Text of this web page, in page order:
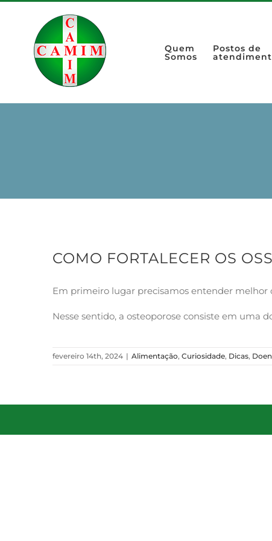
Quem
Somos
Postos de
COMO FORTALECER OS
Em primeiro lugar precisamos entender melhor
Nesse sentido, a osteoporose consiste em uma
fevereiro 14th, 2024 | Alimentação, Curiosidade, Dicas,